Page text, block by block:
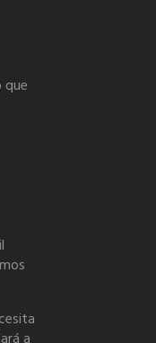
que
a